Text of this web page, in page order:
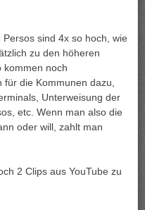
sind 4x so hoch, wie
zu den höheren
kommen noch
die Kommunen dazu,
Unterweisung der
etc. Wenn man also die
oder will, zahlt man
2 Clips aus YouTube zu